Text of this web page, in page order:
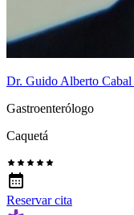
Dr. Guido Alberto Cabal
Gastroenterólogo
Caquetá
Reservar cita